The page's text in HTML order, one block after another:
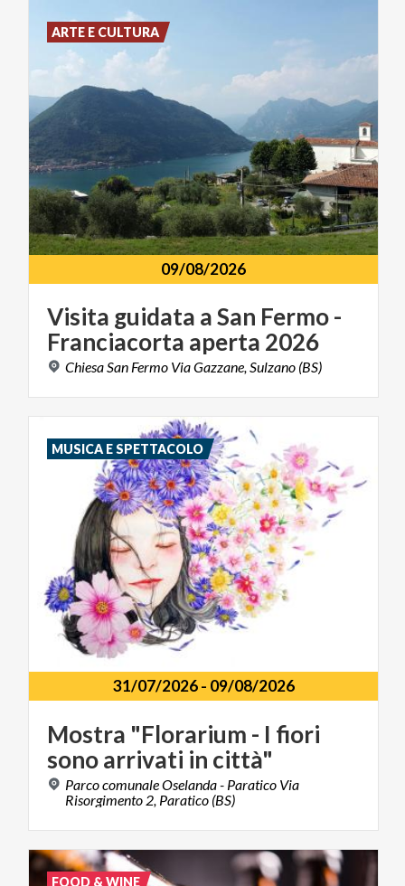
09/08/2026
Visita guidata aSan Fermo-
Franciacorta aperta 2026
ChiesaSan Fermo ViaGazzane,Sulzano (BS)
ARTE E CULTURA
31/07/2026- 09/08/2026
Mostra "Florarium - I fiori
sonoarrivati in città"
Parco comunale Oselanda - Paratico Via
Risorgimento 2, Paratico (BS)
MUSICA E SPETTACOLO
FOOD & WINE